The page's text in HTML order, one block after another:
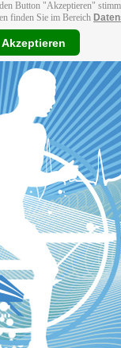
Button "Akzeptieren"
finden Sie im Bereich
Akzeptieren